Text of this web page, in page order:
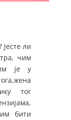
ли
чим
је у
тог
бити